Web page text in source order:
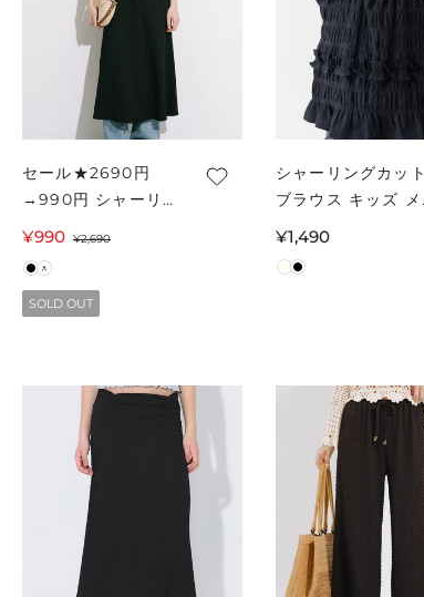
セール★2690円
→990円 シャーリン
グバックリボンワン
メール便不可
¥990 セ
ル
価
通
価
格
¥2,690
SOLD OUT
シャーリングカット
ブラウス キッズ メ
ール便不可
通
常
¥1,490